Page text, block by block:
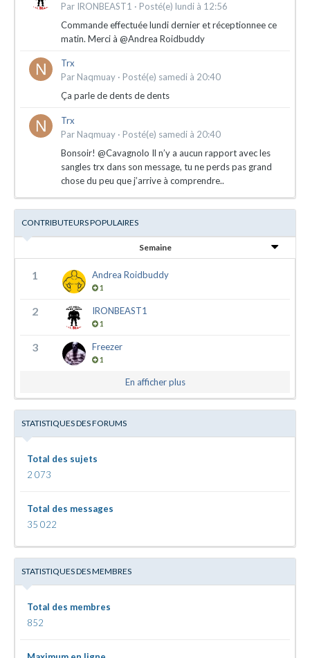
Par IRONBEAST1 · Posté(e) lundi à 12:56
Commande effectuée lundi dernier et réceptionnee ce
matin. Merci à @Andrea Roidbuddy
Trx
Par Naqmuay · Posté(e) samedi à 20:40
Ça parle de dents de dents
Trx
Par Naqmuay · Posté(e) samedi à 20:40
Bonsoir! @Cavagnolo Il n’y a aucun rapport avec les
sangles trx dans son message, tu ne perds pas grand
chose du peu que j’arrive à comprendre..
CONTRIBUTEURS POPULAIRES
Semaine
1 Andrea Roidbuddy
1
2 IRONBEAST1
1
3 Freezer
1
En afficher plus
STATISTIQUES DES FORUMS
Total des sujets
2 073
Total des messages
35 022
STATISTIQUES DES MEMBRES
Total des membres
852